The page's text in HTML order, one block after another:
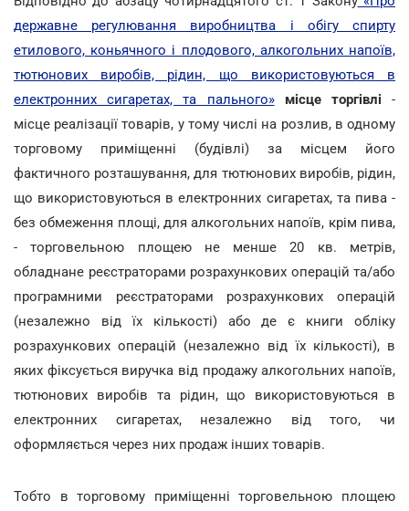
державне регулювання виробництва і обігу спирту
етилового, коньячного і плодового, алкогольних напоїв,
тютюнових виробів, рідин, що використовуються в
електронних сигаретах, та пального»
місце торгівлі -
місце реалізації товарів, у тому числі на розлив, в одному
торговому приміщенні (будівлі) за місцем його
фактичного розташування, для тютюнових виробів, рідин,
що використовуються в електронних сигаретах, та пива -
без обмеження площі, для алкогольних напоїв, крім пива,
- торговельною площею не менше 20 кв. метрів,
обладнане реєстраторами розрахункових операцій та/або
програмними реєстраторами розрахункових операцій
(незалежно від їх кількості) або де є книги обліку
розрахункових операцій (незалежно від їх кількості), в
яких фіксується виручка від продажу алкогольних напоїв,
тютюнових виробів та рідин, що використовуються в
електронних сигаретах, незалежно від того, чи
оформляється через них продаж інших товарів.
Тобто в торговому приміщенні торговельною площею